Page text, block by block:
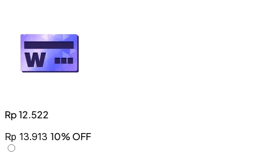
Rp 12.522
Rp 13.913 10% OFF